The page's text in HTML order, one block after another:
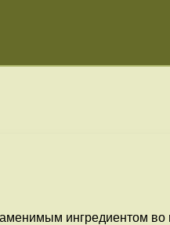
ингредиентом во